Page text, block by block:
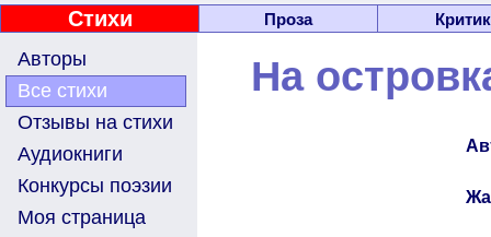
Стихи Проза
Авторы
Все стихи
Отзывы на стихи
Аудиокниги
Конкурсы поэзии
Моя страница
На